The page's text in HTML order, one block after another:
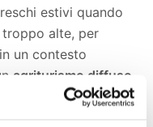
estivi quando
alte, per
un contesto
agriturismo diffuso
i due ecosistemi,